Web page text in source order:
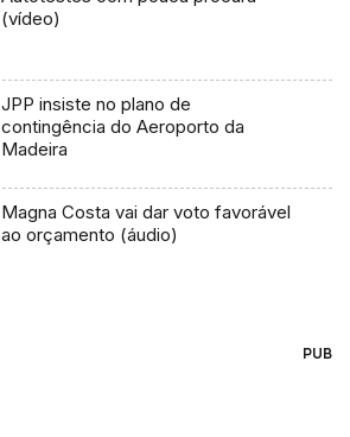
(vídeo)
JPP insiste no plano de
contingência do Aeroporto da
Madeira
Magna Costa vai dar voto favorável
ao orçamento (áudio)
PUB